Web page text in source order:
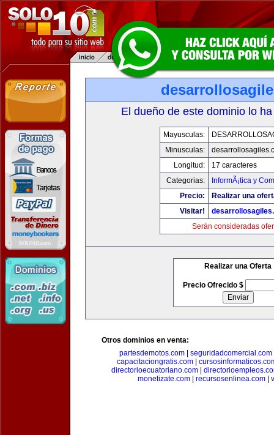
El dueño de este dominio lo
Mayusculas:
Minusculas:
Longitud:
17 caracteres
Categorias:
InformÃ¡tica y
Precio:
Realizar una
Visitar!
Serán consideradas
Realizar una Oferta
Precio Ofrecido $
Otros dominios en venta:
partesdemotos.com| seguridadcomercial.com
capacitaciongratis.com|
directorioecuatoriano.com
monetizate.com
recursosenlinea.com